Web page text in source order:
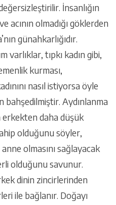
İnsanlığın
acının olmadığı göklerden
günahkarlığıdır.
varlıklar, tıpkı kadın gibi,
kurması,
nasıl istiyorsa öyle
bahşedilmiştir. Aydınlanma
erkekten daha düşük
olduğunu söyler,
olmasını sağlayacak
olduğunu savunur.
dinin zincirlerinden
ile bağlanır. Doğayı